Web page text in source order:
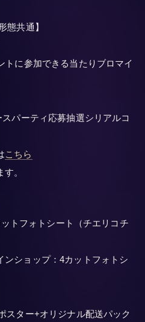
態共通】
に参加できる当たりブロマイ
パーティ応募抽選シリアルコ
こちら
。
ットフォトシート（チエリコチ
ンショップ：4カットフォトシ
スター+オリジナル配送パック